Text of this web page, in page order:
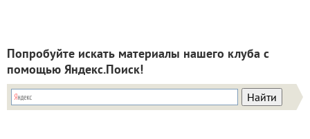
Попробуйте искать материалы нашего клуба с
помощью Яндекс.Поиск!